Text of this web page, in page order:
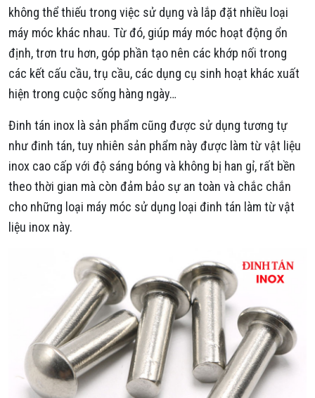
không thể thiếu trong việc sử dụng và lắp đặt nhiều loại
máy móc khác nhau. Từ đó, giúp máy móc hoạt động ổn
định, trơn tru hơn, góp phần tạo nên các khớp nối trong
các kết cấu cầu, trụ cầu, các dụng cụ sinh hoạt khác xuất
hiện trong cuộc sống hàng ngày…
Đinh tán inox là sản phẩm cũng được sử dụng tương tự
như đinh tán, tuy nhiên sản phẩm này được làm từ vật liệu
inox cao cấp với độ sáng bóng và không bị han gỉ, rất bền
theo thời gian mà còn đảm bảo sự an toàn và chắc chắn
cho những loại máy móc sử dụng loại đinh tán làm từ vật
liệu inox này.